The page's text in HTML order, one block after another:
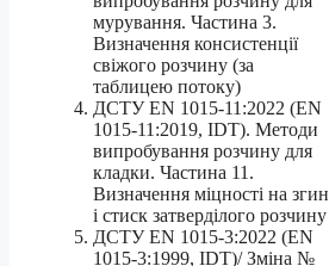
мурування. Частина 3.
Визначення консистенції
свіжого розчину (за
таблицею потоку)
ДСТУ EN 1015-11:2022 (EN
1015-11:2019, IDT). Методи
випробування розчину для
кладки. Частина 11.
Визначення міцності на згин
і стиск затверділого розчину
ДСТУ EN 1015-3:2022 (EN
1015-3:1999, IDT)/ Зміна №